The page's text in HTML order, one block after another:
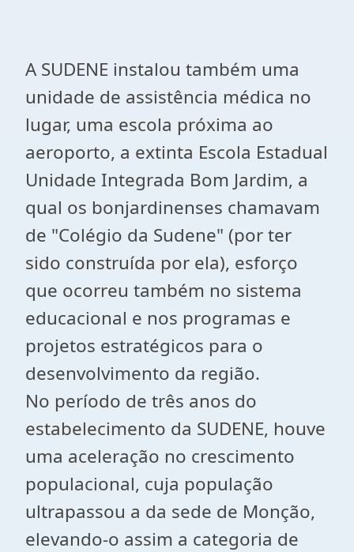
A SUDENE instalou também uma
unidade de assistência médica no
lugar, uma escola próxima ao
aeroporto, a extinta Escola Estadual
Unidade Integrada Bom Jardim, a
qual os bonjardinenses chamavam
de "Colégio da Sudene" (por ter
sido construída por ela), esforço
que ocorreu também no sistema
educacional e nos programas e
projetos estratégicos para o
desenvolvimento da região.
No período de três anos do
estabelecimento da SUDENE, houve
uma aceleração no crescimento
populacional, cuja população
ultrapassou a da sede de Monção,
elevando-o assim a categoria de